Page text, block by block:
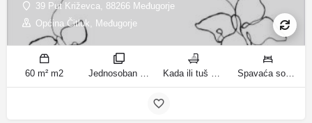
39 Put Križevca, 88266 Međugorje
Općina Čitluk, Međugorje
60 m² m2 Jednosoban stan sobe Kada ili tuš kupatila Spavaća soba 1: 1 francuski bračni krevet | Dnevni boravak: 1 kauč na razvlačenje ležaja